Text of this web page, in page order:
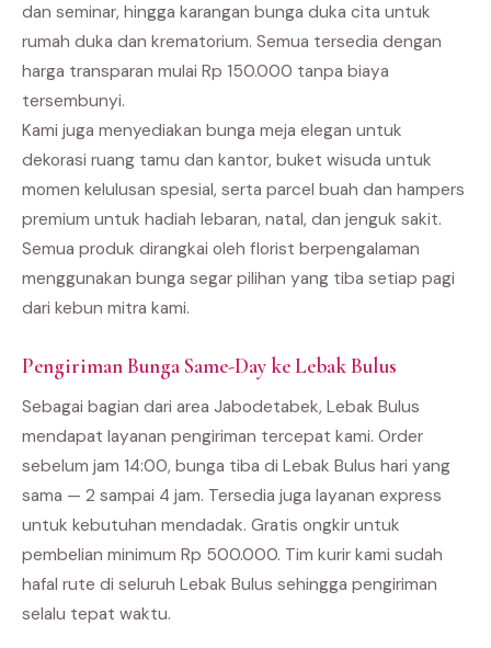
dan seminar, hingga karangan bunga duka cita untuk
rumah duka dan krematorium. Semua tersedia dengan
harga transparan mulai Rp 150.000 tanpa biaya
tersembunyi.
Kami juga menyediakan bunga meja elegan untuk
dekorasi ruang tamu dan kantor, buket wisuda untuk
momen kelulusan spesial, serta parcel buah dan hampers
premium untuk hadiah lebaran, natal, dan jenguk sakit.
Semua produk dirangkai oleh florist berpengalaman
menggunakan bunga segar pilihan yang tiba setiap pagi
dari kebun mitra kami.
Pengiriman Bunga Same-Day ke Lebak Bulus
Sebagai bagian dari area Jabodetabek, Lebak Bulus
mendapat layanan pengiriman tercepat kami. Order
sebelum jam 14:00, bunga tiba di Lebak Bulus hari yang
sama — 2 sampai 4 jam. Tersedia juga layanan express
untuk kebutuhan mendadak. Gratis ongkir untuk
pembelian minimum Rp 500.000. Tim kurir kami sudah
hafal rute di seluruh Lebak Bulus sehingga pengiriman
selalu tepat waktu.